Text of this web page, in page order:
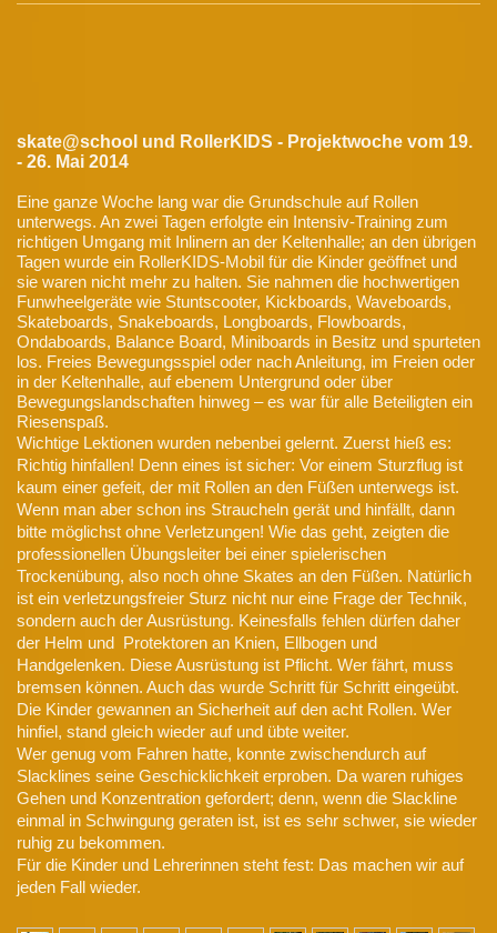
skate@school und RollerKIDS - Projektwoche vom 19.
- 26. Mai 2014
Eine ganze Woche lang war die Grundschule auf Rollen
unterwegs. An zwei Tagen erfolgte ein Intensiv-Training zum
richtigen Umgang mit Inlinern an der Keltenhalle; an den übrigen
Tagen wurde ein RollerKIDS-Mobil für die Kinder geöffnet und
sie waren nicht mehr zu halten. Sie nahmen die hochwertigen
Funwheelgeräte wie Stuntscooter, Kickboards, Waveboards,
Skateboards, Snakeboards, Longboards, Flowboards,
Ondaboards, Balance Board, Miniboards in Besitz und spurteten
los. Freies Bewegungsspiel oder nach Anleitung, im Freien oder
in der Keltenhalle, auf ebenem Untergrund oder über
Bewegungslandschaften hinweg – es war für alle Beteiligten ein
Riesenspaß.
Wichtige Lektionen wurden nebenbei gelernt. Zuerst hieß es:
Richtig hinfallen! Denn eines ist sicher: Vor einem Sturzflug ist
kaum einer gefeit, der mit Rollen an den Füßen unterwegs ist.
Wenn man aber schon ins Straucheln gerät und hinfällt, dann
bitte möglichst ohne Verletzungen! Wie das geht, zeigten die
professionellen Übungsleiter bei einer spielerischen
Trockenübung, also noch ohne Skates an den Füßen. Natürlich
ist ein verletzungsfreier Sturz nicht nur eine Frage der Technik,
sondern auch der Ausrüstung. Keinesfalls fehlen dürfen daher
der Helm und Protektoren an Knien, Ellbogen und
Handgelenken. Diese Ausrüstung ist Pflicht. Wer fährt, muss
bremsen können. Auch das wurde Schritt für Schritt eingeübt.
Die Kinder gewannen an Sicherheit auf den acht Rollen. Wer
hinfiel, stand gleich wieder auf und übte weiter.
Wer genug vom Fahren hatte, konnte zwischendurch auf
Slacklines seine Geschicklichkeit erproben. Da waren ruhiges
Gehen und Konzentration gefordert; denn, wenn die Slackline
einmal in Schwingung geraten ist, ist es sehr schwer, sie wieder
ruhig zu bekommen.
Für die Kinder und Lehrerinnen steht fest: Das machen wir auf
jeden Fall wieder.